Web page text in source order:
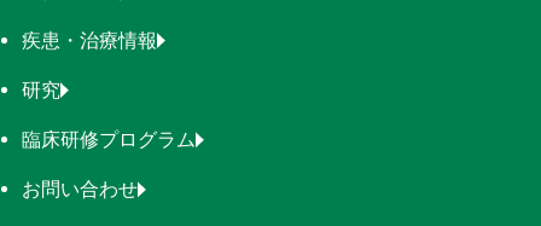
疾患・治療情報
研究
臨床研修プログラム
お問い合わせ